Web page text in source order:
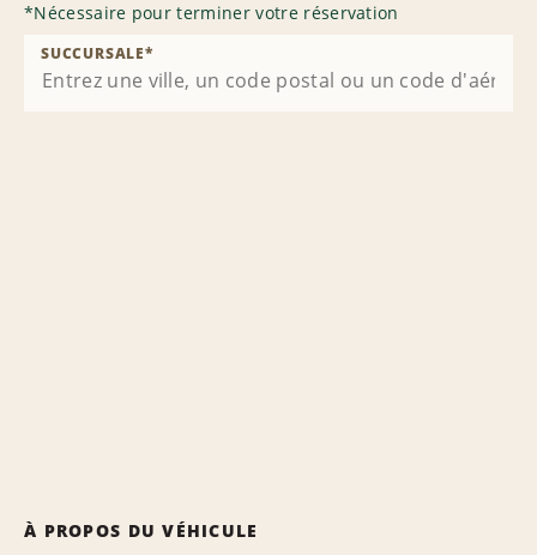
*Nécessaire pour terminer votre réservation
SUCCURSALE*
À PROPOS DU VÉHICULE